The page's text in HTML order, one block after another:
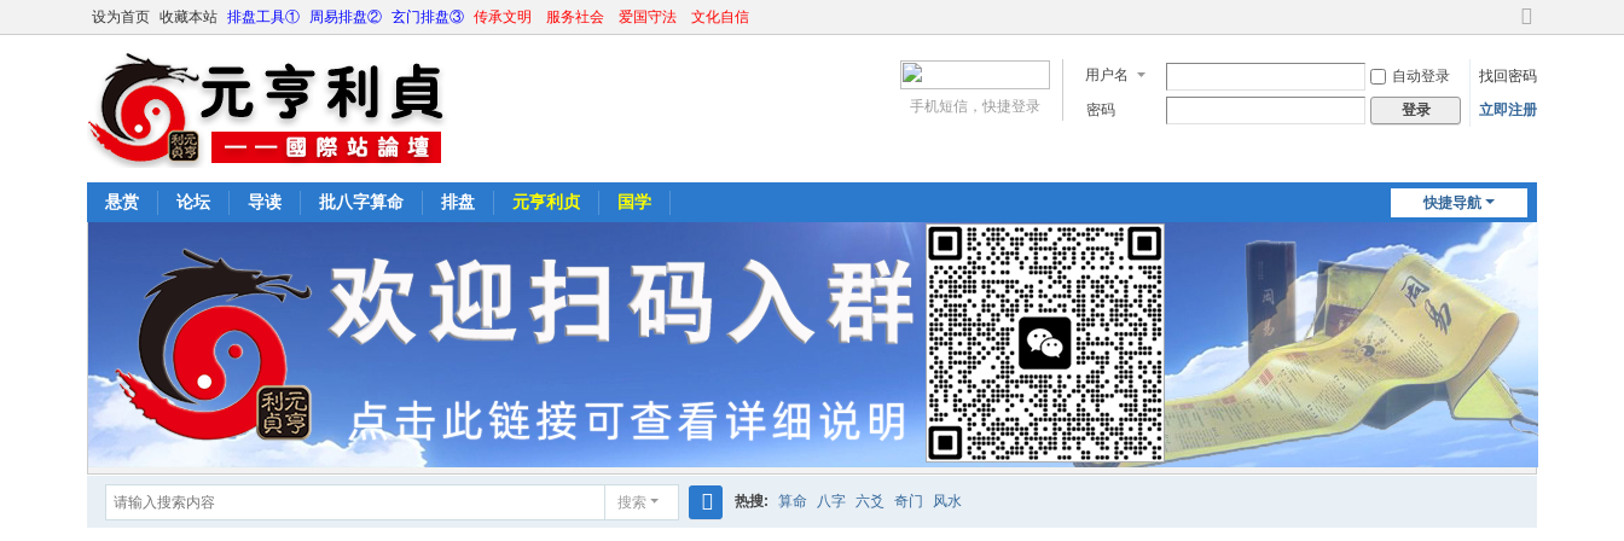
设为首页 收藏本站 排盘工具① 周易排盘② 玄门排盘③ 传承文明 服务社会 爱国守法 文化自信
切
到
宽
用户名 自动登录
找回密码
密码
登录 立即注册
手机短信，快捷登录
快捷导航
悬赏 论坛 导读 批八字算命 排盘 元亨利贞 国学
搜索 热搜: 算命 八字 六爻 奇门 风水